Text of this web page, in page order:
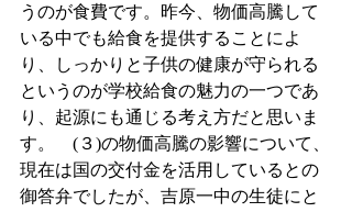
うのが食費です。昨今、物価高騰して
いる中でも給食を提供することによ
り、しっかりと子供の健康が守られる
というのが学校給食の魅力の一つであ
り、起源にも通じる考え方だと思いま
す。　(３)の物価高騰の影響について、
現在は国の交付金を活用しているとの
御答弁でしたが、吉原一中の生徒にと